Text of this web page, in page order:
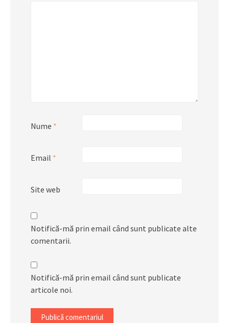
Nume *
Email *
Site web
Notifică-mă prin email când sunt publicate alte
comentarii.
Notifică-mă prin email când sunt publicate
articole noi.